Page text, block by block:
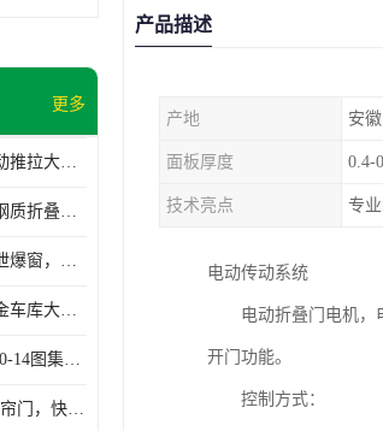
更多
彩钢板推拉门，电动推拉大门，夹芯板大门，安徽厂房推拉门
变压器室折叠门，钢质折叠门，电动折叠大门定做，安徽折叠门厂家
钢质泄爆门，图集泄爆窗，AB型泄爆窗，抗爆门定做
电动车库门，铝合金车库大门，保温车库门厂家，安徽车库门定做
钢质保温门，17J610-14图集保温门，平开钢质保温门
快速卷帘门，pvc卷帘门，快速门厂家，合肥快卷门
产品描述
产地 安徽
面板厚度 0.4-
技术亮点 专
电动传动系统
电动折叠门电机，电
开门功能。
控制方式：